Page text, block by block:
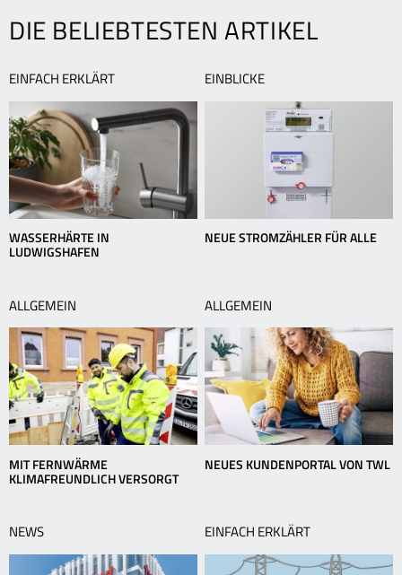
günstig
DIE BELIEBTESTEN ARTIKEL
EINFACH ERKLÄRT
WASSERHÄRTE IN
LUDWIGSHAFEN
EINBLICKE
NEUE STROMZÄHLER FÜR ALLE
ALLGEMEIN
MIT FERNWÄRME
KLIMAFREUNDLICH VERSORGT
ALLGEMEIN
NEUES KUNDENPORTAL VON TWL
NEWS EINFACH ERKLÄRT